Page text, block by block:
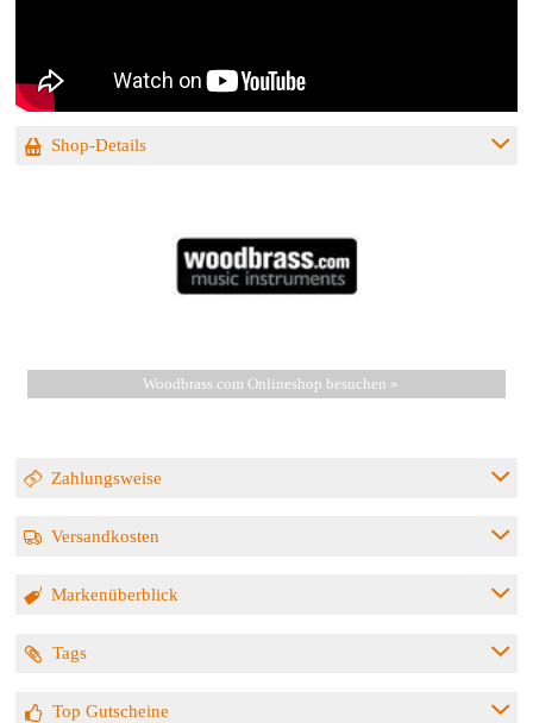
Shop-Details
Woodbrass.com Onlineshop besuchen »
Zahlungsweise
Versandkosten
Markenüberblick
Tags
Top Gutscheine